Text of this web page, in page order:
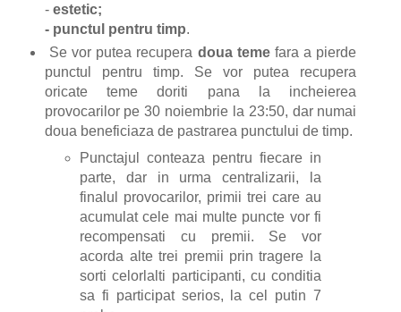
- estetic;
- punctul pentru timp.
Se vor putea recupera doua temefara a pierde
punctul pentru timp. Se vor putea recupera
oricate teme doriti pana la incheierea
provocarilor pe 30 noiembrie la 23:50, dar numai
doua beneficiaza de pastrarea punctului de timp.
Punctajul conteaza pentru fiecare in
parte, dar in urma centralizarii, la
finalul provocarilor, primii trei care au
acumulat cele mai multe puncte vor fi
recompensati cu premii. Se vor
acorda alte trei premii prin tragere la
sorti celorlalti participanti, cu conditia
sa fi participat serios, la cel putin 7